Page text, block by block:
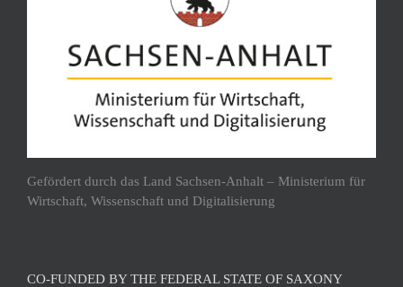
Gefördert durch das Land Sachsen-Anhalt – Ministerium für
Wirtschaft, Wissenschaft und Digitalisierung
CO-FUNDED BY THE FEDERAL STATE OF SAXONY